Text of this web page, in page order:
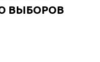
ВЫБОРОВ